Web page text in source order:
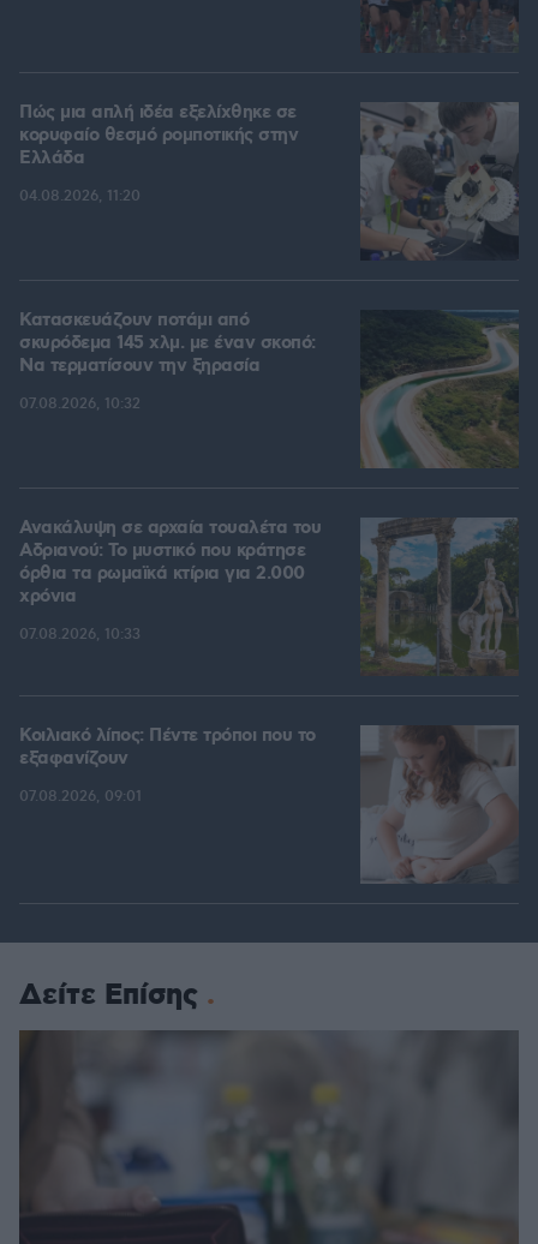
Πώς μια απλή ιδέα εξελίχθηκε σε
κορυφαίο θεσμό ρομποτικής στην
Ελλάδα
04.08.2026, 11:20
Κατασκευάζουν ποτάμι από
σκυρόδεμα 145 χλμ. με έναν σκοπό:
Να τερματίσουν την ξηρασία
07.08.2026, 10:32
Ανακάλυψη σε αρχαία τουαλέτα του
Αδριανού: Το μυστικό που κράτησε
όρθια τα ρωμαϊκά κτίρια για 2.000
χρόνια
07.08.2026, 10:33
Κοιλιακό λίπος: Πέντε τρόποι που το
εξαφανίζουν
07.08.2026, 09:01
Δείτε Επίσης